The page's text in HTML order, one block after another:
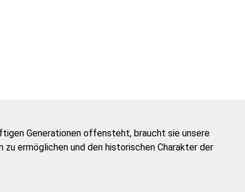
Generationen offensteht, braucht sie unsere
ermöglichen und den historischen Charakter der